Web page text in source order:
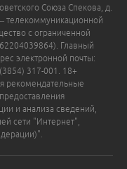
Союза Спекова, д.
телекоммуникационной
с ограниченной
Главный
электронной почты:
317-001. 18+
рекомендательные
и анализа сведений,
сети "Интернет",